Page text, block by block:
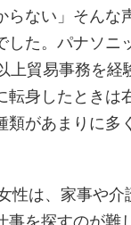
らない」そんな
した。パナソニ
上貿易事務を経
転身したときは
類があまりに多
性は、家事や介
を探すのが難